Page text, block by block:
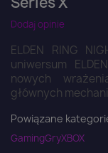
Dodaj opinie
ELDEN RING
uniwersum
nowych
głównych
Powiązane
GamingGryXBOX